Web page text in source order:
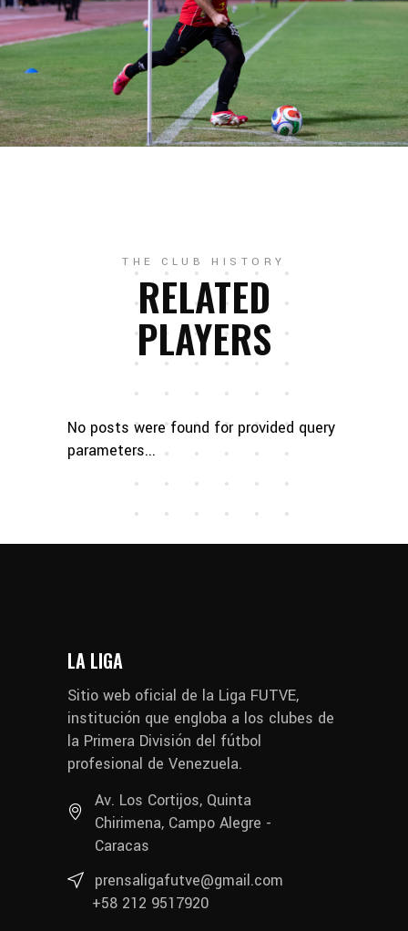
THE CLUB HISTORY
RELATED
PLAYERS
No posts were found for provided query
parameters...
LA LIGA
Sitio web oficial de la Liga FUTVE,
institución que engloba a los clubes de
la Primera División del fútbol
profesional de Venezuela.
Av. Los Cortijos, Quinta
Chirimena, Campo Alegre -
Caracas
prensaligafutve@gmail.com
+58 212 9517920